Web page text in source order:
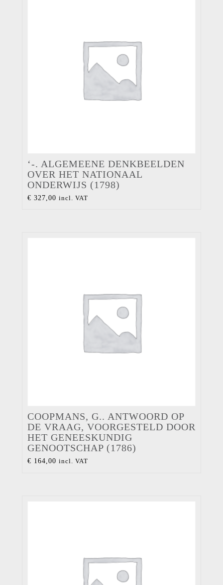
‘-. ALGEMEENE DENKBEELDEN
OVER HET NATIONAAL
ONDERWIJS (1798)
€ 327,00 incl. VAT
COOPMANS, G.. ANTWOORD OP
DE VRAAG, VOORGESTELD DOOR
HET GENEESKUNDIG
GENOOTSCHAP (1786)
€ 164,00 incl. VAT